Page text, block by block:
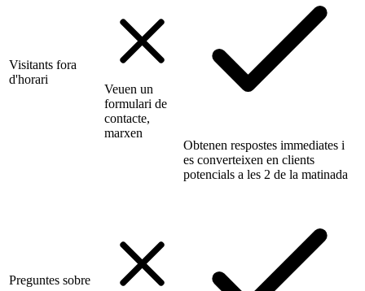
Visitants fora
d'horari
Veuen un
formulari de
contacte,
marxen
Obtenen respostes immediates i
es converteixen en clients
potencials a les 2 de la matinada
Preguntes sobre